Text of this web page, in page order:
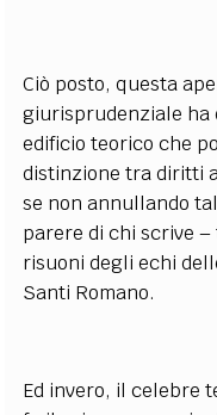
Ciò posto, questa
giurisprudenziale ha
edificio teorico che
distinzione tra diritti
se non annullando
parere di chi scrive –
risuoni degli echi
Santi Romano.
Ed invero, il celebre